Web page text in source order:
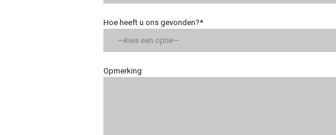
Hoe heeft u ons gevonden?*
Opmerking